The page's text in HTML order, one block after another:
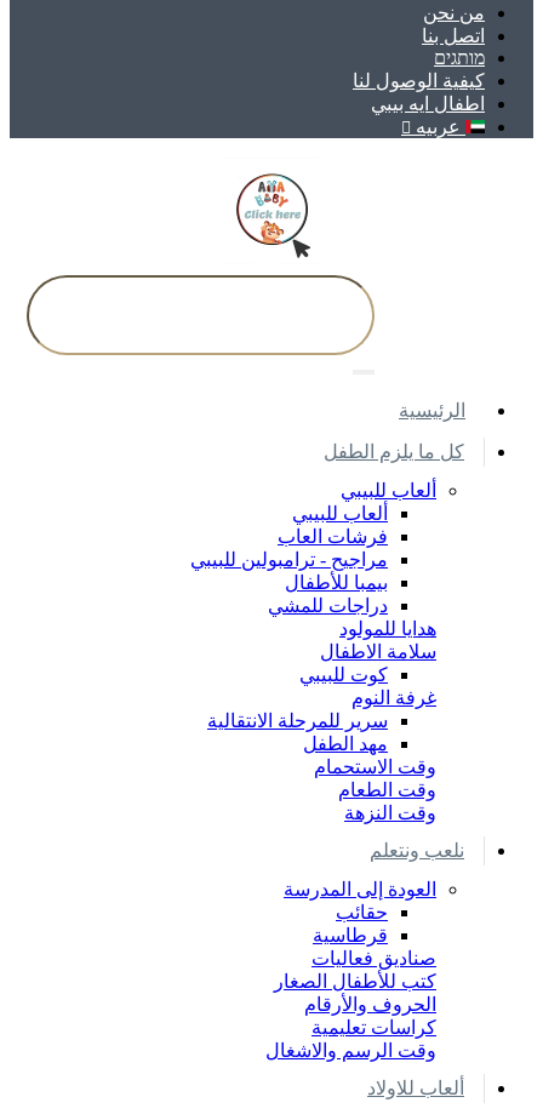
ﻣﻦ ﻧﺤﻦ
اتصل بنا
מותגים
كيفية الوصول لنا
اطفال ايه بيبي
عربيه
اﻟﺮﺋﻴﺴﻴﺔ
كل ما يلزم الطفل
ألعاب للبيبي
ألعاب للبيبي
فرشات العاب
مراجيح - ترامبولين للبيبي
بيمبا للأطفال
دراجات للمشي
هدايا للمولود
سلامة الاطفال
كوت للبيبي
غرفة النوم
سرير للمرحلة الانتقالية
مهد الطفل
وقت الاستحمام
وقت الطعام
وقت النزهة
نلعب ونتعلم
العودة إلى المدرسة
حقائب
قرطاسية
صناديق فعاليات
كتب للأطفال الصغار
الحروف والأرقام
كراسات تعليمية
وقت الرسم والاشغال
ألعاب للاولاد